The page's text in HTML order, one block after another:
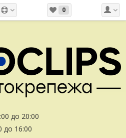
0
до 20:00
до 16:00